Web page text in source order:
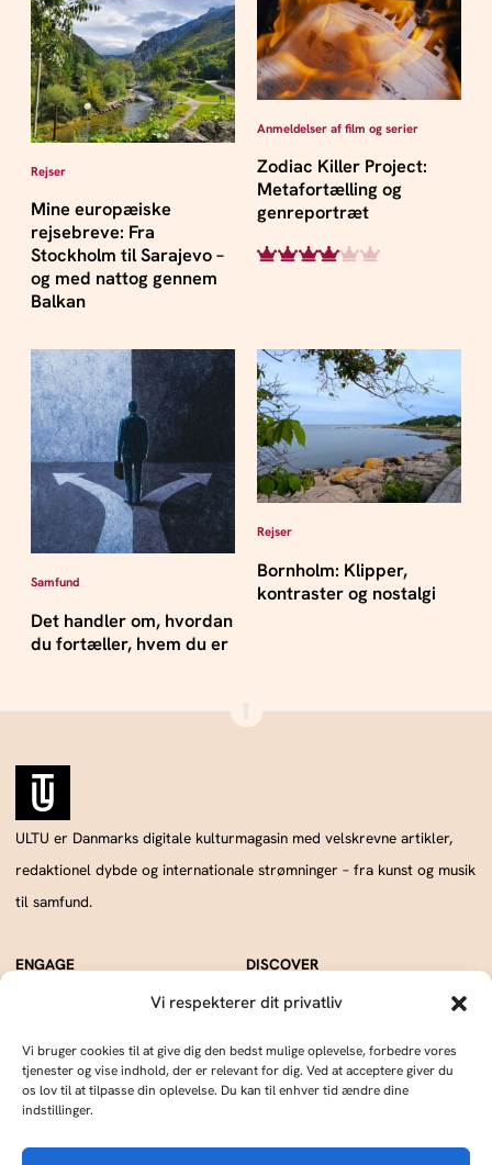
Vi respekterer dit privatliv
Vi bruger cookies til at give dig den bedst mulige oplevelse, forbedre vores
tjenester og vise indhold, der er relevant for dig. Ved at acceptere giver du
os lov til at tilpasse din oplevelse. Du kan til enhver tid ændre dine
indstillinger.
Rejser
Mine europæiske
rejsebreve: Fra
Stockholm til Sarajevo –
og med nattog gennem
Balkan
Anmeldelser af film og serier
Zodiac Killer Project:
Metafortælling og
genreportræt
Samfund
Det handler om, hvordan
du fortæller, hvem du er
Rejser
Bornholm: Klipper,
kontraster og nostalgi
ULTU er Danmarks digitale kulturmagasin med velskrevne artikler,
redaktionel dybde og internationale strømninger – fra kunst og musik
til samfund.
Om os
ULTU drives af Publish Tower, en del af A & R. CVR: DK18366193.. © 2026 A & R.
Cookie Policy Privacy Statement Terms of Service Imprint DMCA